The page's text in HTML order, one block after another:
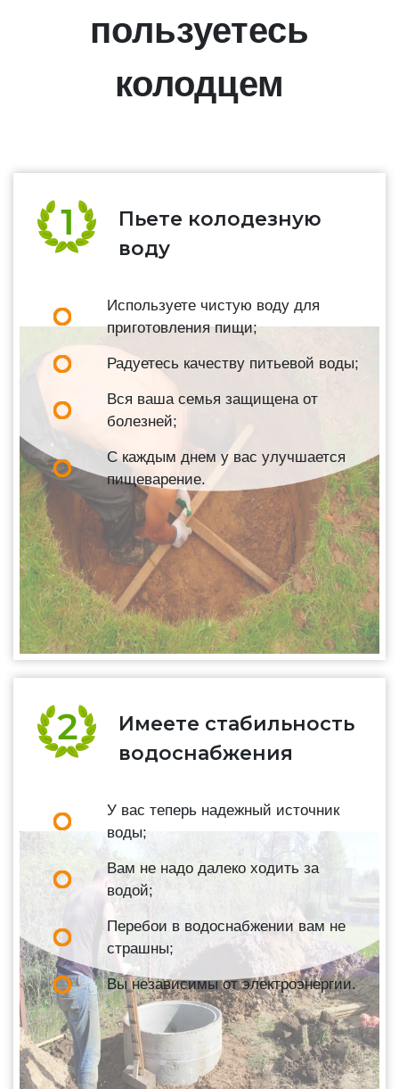
пользуетесь
колодцем
Пьете колодезную
воду
Используете чистую воду для
приготовления пищи;
Радуетесь качеству питьевой воды;
Вся ваша семья защищена от
болезней;
С каждым днем у вас улучшается
пищеварение.
Имеете стабильность
водоснабжения
У вас теперь надежный источник
воды;
Вам не надо далеко ходить за
водой;
Перебои в водоснабжении вам не
страшны;
Вы независимы от электроэнергии.